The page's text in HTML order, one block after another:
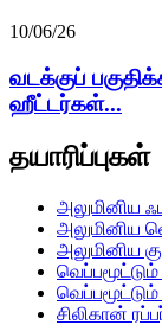
10/06/26
வடக்குப்
ஹீட்டர்கள்...
தயாரிப்புகள்
அலுமினிய
அலுமினிய
அலுமினிய
வெப்பமூட்டும்
வெப்பமூட்டும்
சிலிகான்